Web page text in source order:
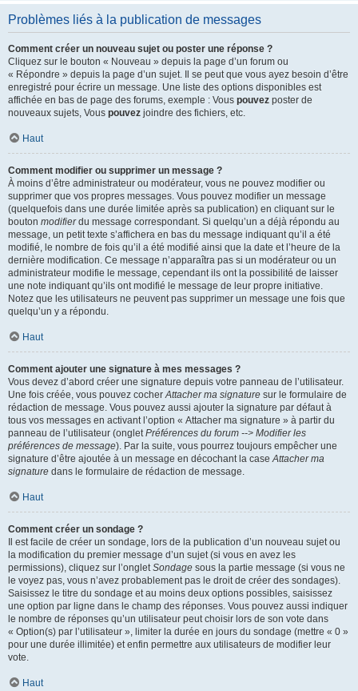
Problèmes liés à la publication de messages
Comment créer un nouveau sujet ou poster une réponse ?
Cliquez sur le bouton « Nouveau » depuis la page d’un forum ou
« Répondre » depuis la page d’un sujet. Il se peut que vous ayez besoin d’être
enregistré pour écrire un message. Une liste des options disponibles est
affichée en bas de page des forums, exemple : Vous pouvez poster de
nouveaux sujets, Vous pouvez joindre des fichiers, etc.
Haut
Comment modifier ou supprimer un message ?
À moins d’être administrateur ou modérateur, vous ne pouvez modifier ou
supprimer que vos propres messages. Vous pouvez modifier un message
(quelquefois dans une durée limitée après sa publication) en cliquant sur le
bouton modifierdu message correspondant. Si quelqu’un a déjà répondu au
message, un petit texte s’affichera en bas du message indiquant qu’il a été
modifié, le nombre de fois qu’il a été modifié ainsi que la date et l’heure de la
dernière modification. Ce message n’apparaîtra pas si un modérateur ou un
administrateur modifie le message, cependant ils ont la possibilité de laisser
une note indiquant qu’ils ont modifié le message de leur propre initiative.
Notez que les utilisateurs ne peuvent pas supprimer un message une fois que
quelqu’un y a répondu.
Haut
Comment ajouter une signature à mes messages ?
Vous devez d’abord créer une signature depuis votre panneau de l’utilisateur.
Une fois créée, vous pouvez cocherAttacher ma signature sur le formulaire de
rédaction de message. Vous pouvez aussi ajouter la signature par défaut à
tous vos messages en activant l’option « Attacher ma signature » à partir du
panneau de l’utilisateur (ongletPréférences du forum --> Modifier les
préférences de message). Par la suite, vous pourrez toujours empêcher une
signature d’être ajoutée à un message en décochant la caseAttacher ma
signature dans le formulaire de rédaction de message.
Haut
Comment créer un sondage ?
Il est facile de créer un sondage, lors de la publication d’un nouveau sujet ou
la modification du premier message d’un sujet (si vous en avez les
permissions), cliquez sur l’ongletSondage sous la partie message (si vous ne
le voyez pas, vous n’avez probablement pas le droit de créer des sondages).
Saisissez le titre du sondage et au moins deux options possibles, saisissez
une option par ligne dans le champ des réponses. Vous pouvez aussi indiquer
le nombre de réponses qu’un utilisateur peut choisir lors de son vote dans
« Option(s) par l’utilisateur », limiter la durée en jours du sondage (mettre « 0 »
pour une durée illimitée) et enfin permettre aux utilisateurs de modifier leur
vote.
Haut